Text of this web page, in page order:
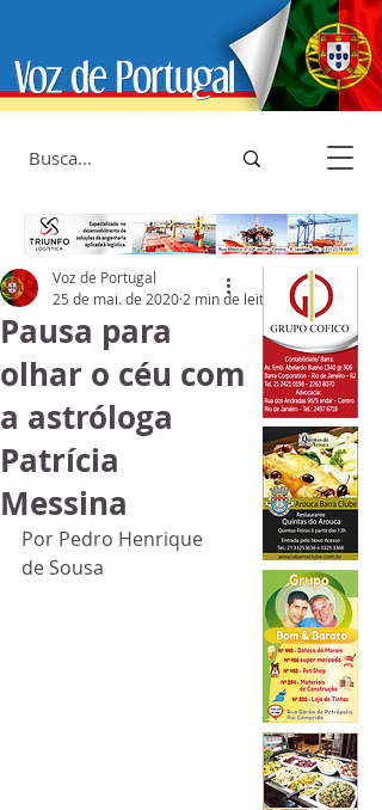
Pausa para
olhar o céu com
a astróloga
Patrícia
Messina
Voz de Portugal
25 de mai. de 2020 2 min de leitura
Por Pedro Henrique
de Sousa